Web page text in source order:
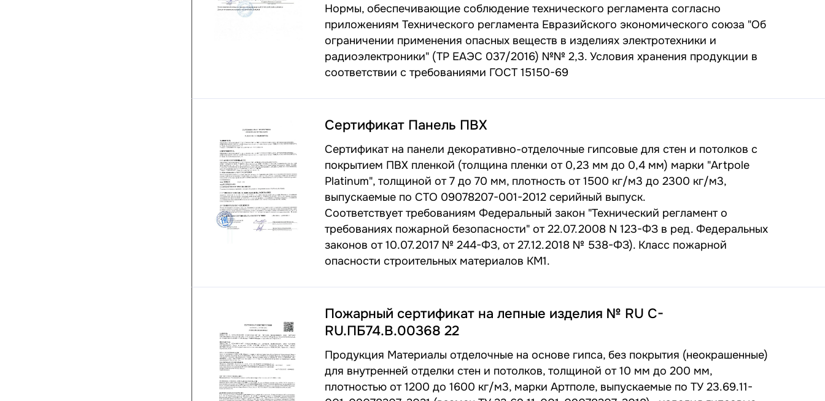
Нормы, обеспечивающие соблюдение технического регламента согласно
приложениям Технического регламента Евразийского экономического союза "Об
ограничении применения опасных веществ в изделиях электротехники и
радиоэлектроники" (ТР ЕАЭС 037/2016) №№ 2,3. Условия хранения продукции в
соответствии с требованиями ГОСТ 15150-69
Сертификат Панель ПВХ
Сертификат на панели декоративно-отделочные гипсовые для стен и потолков с
покрытием ПВХ пленкой (толщина пленки от 0,23 мм до 0,4 мм) марки "Artpole
Platinum", толщиной от 7 до 70 мм, плотность от 1500 кг/м3 до 2300 кг/м3,
выпускаемые по СТО 09078207-001-2012 серийный выпуск.
Соответствует требованиям Федеральный закон "Технический регламент о
требованиях пожарной безопасности" от 22.07.2008 N 123-ФЗ в ред. Федеральных
законов от 10.07.2017 № 244-ФЗ, от 27.12.2018 № 538-ФЗ). Класс пожарной
опасности строительных материалов КМ1.
Пожарный сертификат на лепные изделия № RU С-
RU.ПБ74.В.00368 22
Продукция Материалы отделочные на основе гипса, без покрытия (неокрашенные)
для внутренней отделки стен и потолков, толщиной от 10 мм до 200 мм,
плотностью от 1200 до 1600 кг/м3, марки Артполе, выпускаемые по ТУ 23.69.11-